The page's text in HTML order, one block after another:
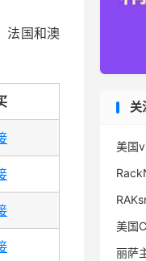
法国和澳
关
美国
美国
丽萨